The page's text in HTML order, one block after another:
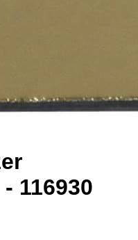
116930